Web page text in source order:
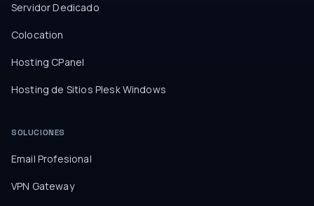
Servidor Dedicado
Colocation
Hosting CPanel
Hosting de Sitios Plesk Windows
SOLUCIONES
Email Profesional
VPN Gateway